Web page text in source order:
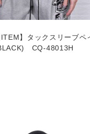
ITEM】タックスリーブペ
CQ-48013H